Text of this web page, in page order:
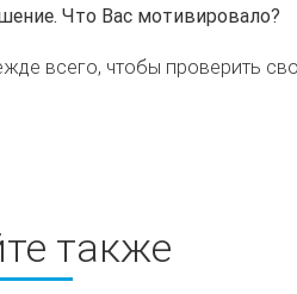
Что Вас мотивировало?
всего, чтобы проверить
также